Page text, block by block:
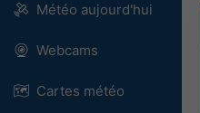
Météo aujourd'hui
Webcams
Cartes météo